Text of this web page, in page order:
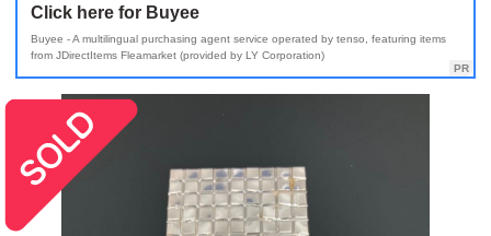
Click here for Buyee
Buyee - A multilingual purchasing agent service operated by tenso, featuring items
from JDirectItems Fleamarket (provided by LY Corporation)